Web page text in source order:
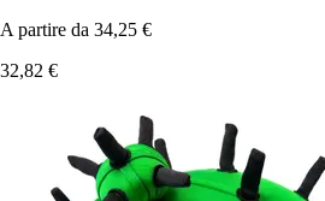
A partire da 34,25 €
32,82 €